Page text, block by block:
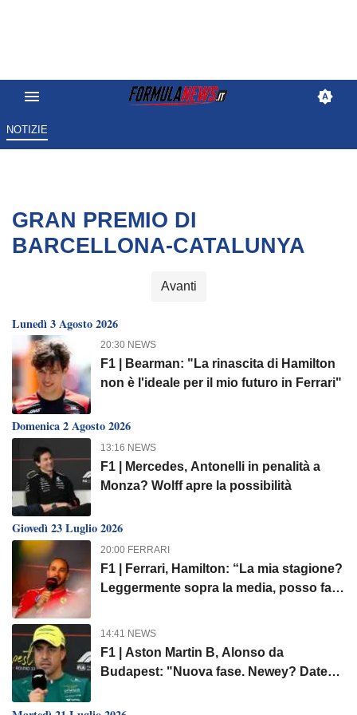
NOTIZIE
GRAN PREMIO DI
BARCELLONA-CATALUNYA
Avanti
Lunedì 3 Agosto 2026
20:30 NEWS
F1 | Bearman: "La rinascita di Hamilton
non è l'ideale per il mio futuro in Ferrari"
Domenica 2 Agosto 2026
13:16 NEWS
F1 | Mercedes, Antonelli in penalità a
Monza? Wolff apre la possibilità
Giovedì 23 Luglio 2026
20:00 FERRARI
F1 | Ferrari, Hamilton: “La mia stagione?
Leggermente sopra la media, posso fare
14:41 NEWS
F1 | Aston Martin B, Alonso da
Budapest: "Nuova fase. Newey? Dategli